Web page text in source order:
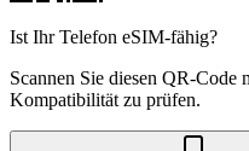
Ist Ihr Telefon eSIM-fähig?
Scannen Sie diesen QR-Code
Kompatibilität zu prüfen.